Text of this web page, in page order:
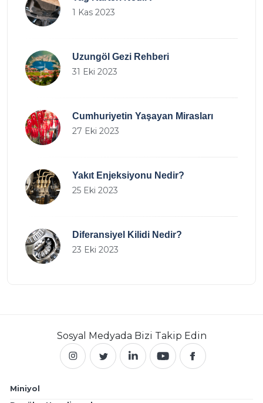
1 Kas 2023
Uzungöl Gezi Rehberi
31 Eki 2023
Cumhuriyetin Yaşayan Mirasları
27 Eki 2023
Yakıt Enjeksiyonu Nedir?
25 Eki 2023
Diferansiyel Kilidi Nedir?
23 Eki 2023
Sosyal Medyada Bizi Takip Edin
Miniyol